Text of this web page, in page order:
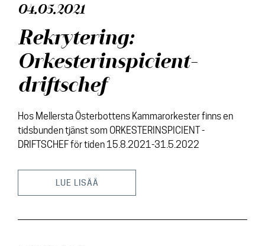
04.05.2021
Rekrytering:
Orkesterinspicient-
driftschef
Hos Mellersta Österbottens Kammarorkester finns en
tidsbunden tjänst som ORKESTERINSPICIENT -
DRIFTSCHEF för tiden 15.8.2021-31.5.2022
LUE LISÄÄ